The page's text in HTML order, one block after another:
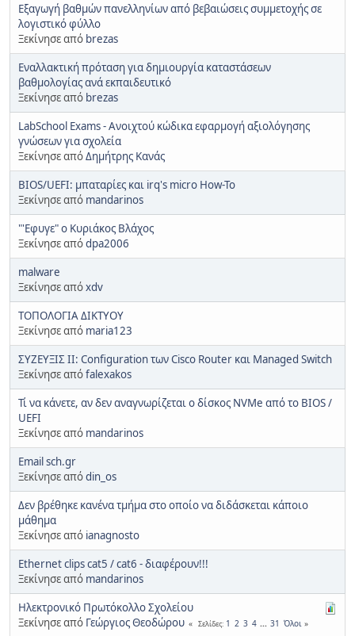
Εξαγωγή βαθμών πανελληνίων από βεβαιώσεις συμμετοχής σε
λογιστικό φύλλο
Ξεκίνησε από brezas
Εναλλακτική πρόταση για δημιουργία καταστάσεων
βαθμολογίας ανά εκπαιδευτικό
Ξεκίνησε από brezas
LabSchool Exams - Ανοιχτού κώδικα εφαρμογή αξιολόγησης
γνώσεων για σχολεία
Ξεκίνησε απόΔημήτρης Κανάς
BIOS/UEFI: μπαταρίες και irq's micro How-To
Ξεκίνησε από mandarinos
"'Εφυγε" ο Κυριάκος Βλάχος
Ξεκίνησε απόdpa2006
malware
Ξεκίνησε απόxdv
ΤΟΠΟΛΟΓΙΑ ΔΙΚΤΥΟΥ
Ξεκίνησε από maria123
ΣΥΖΕΥΞΙΣ ΙΙ: Configuration των Cisco Router και Managed Switch
Ξεκίνησε απόfalexakos
Τί να κάνετε, αν δεν αναγνωρίζεται ο δίσκος NVMe από το BIOS /
UEFI
Ξεκίνησε από mandarinos
Email sch.gr
Ξεκίνησε απόdin_os
Δεν βρέθηκε κανένα τμήμα στο οποίο να διδάσκεται κάποιο
μάθημα
Ξεκίνησε από ianagnosto
Ethernet clips cat5 / cat6 - διαφέρουν!!!
Ξεκίνησε από mandarinos
Ηλεκτρονικό Πρωτόκολλο Σχολείου
Ξεκίνησε από Γεώργιος Θεοδώρου Σελίδες 1 2 3 4 ... 31 Όλοι